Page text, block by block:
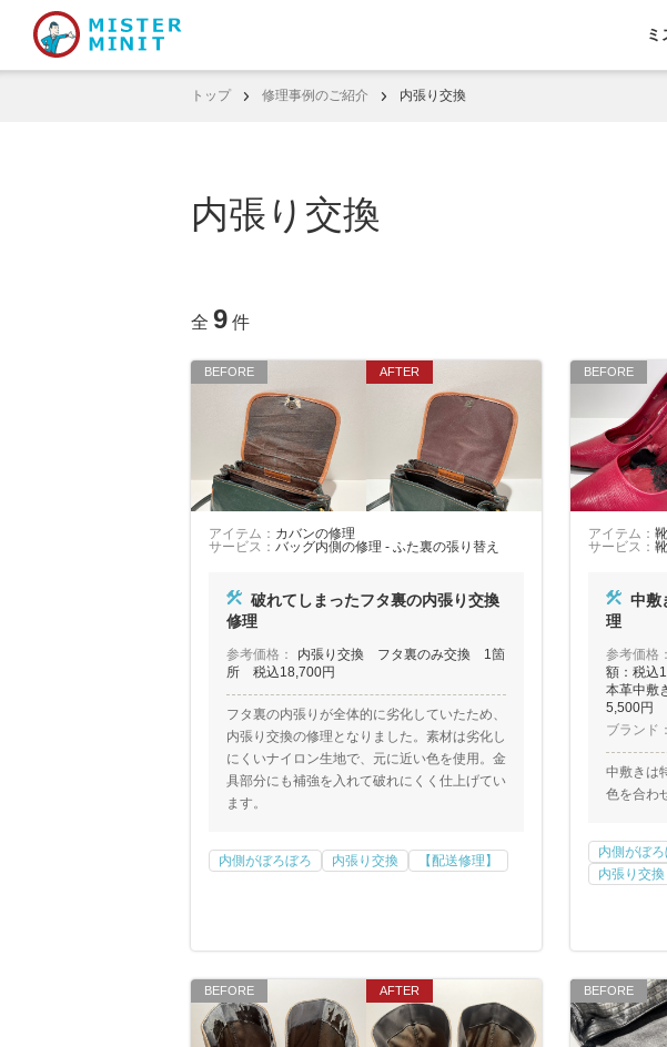
トップ 修理事例のご紹介 内張り交換
内張り交換
全 9 件
アイテム： カバンの修理
サービス： バッグ内側の修理 - ふた裏の張り替え
破れてしまったフタ裏の内張り交換
修理
参考価格：
内張り交換 フタ裏のみ交換 1箇
所 税込18,700円
フタ裏の内張りが全体的に劣化していたため、
内張り交換の修理となりました。素材は劣化し
にくいナイロン生地で、元に近い色を使用。金
具部分にも補強を入れて破れにくく仕上げてい
ます。
内側がぼろぼろ 内張り交換 【配送修理】
アイテム：
サービス：
中敷
理
参考価格：
額：税込
本革中敷
5,500円
ブランド：
中敷きは
色を合わ
内側がぼろ
内張り交換